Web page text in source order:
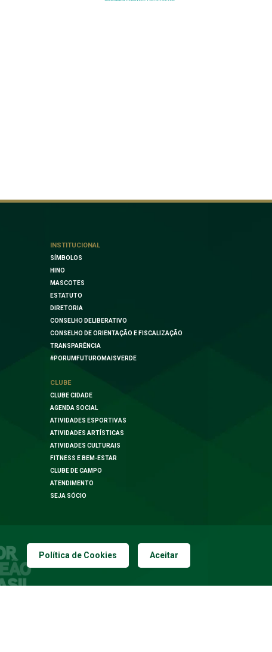
INSTITUCIONAL
SÍMBOLOS
HINO
MASCOTES
ESTATUTO
DIRETORIA
CONSELHO DELIBERATIVO
CONSELHO DE ORIENTAÇÃO E FISCALIZAÇÃO
TRANSPARÊNCIA
#PORUMFUTUROMAISVERDE
CLUBE
CLUBE CIDADE
AGENDA SOCIAL
ATIVIDADES ESPORTIVAS
ATIVIDADES ARTÍSTICAS
ATIVIDADES CULTURAIS
FITNESS E BEM-ESTAR
CLUBE DE CAMPO
ATENDIMENTO
SEJA SÓCIO
Política de Cookies Aceitar